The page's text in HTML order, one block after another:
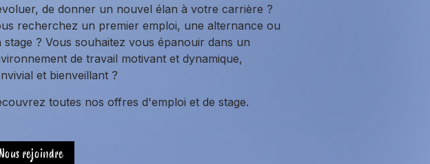
de donner un nouvel élan à votre carrière ?
recherchez un premier emploi, une alternance ou
stage ? Vous souhaitez vous épanouir dans un
de travail motivant et dynamique,
et bienveillant ?
toutes nos offres d'emploi et de stage.
Nous rejoindre